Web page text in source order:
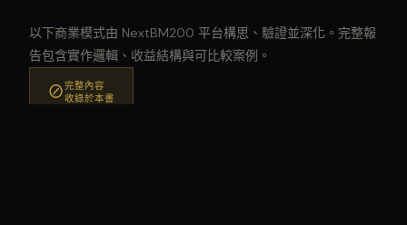
以下商業模式由 NextBM200 平台構思、驗證並深化。完整報
告包含實作邏輯、收益結構與可比較案例。
⊘完整內容
收錄於本書